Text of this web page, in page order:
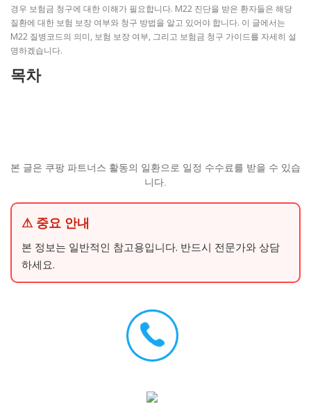
경우 보험금 청구에 대한 이해가 필요합니다. M22 진단을 받은 환자들은 해당
질환에 대한 보험 보장 여부와 청구 방법을 알고 있어야 합니다. 이 글에서는
M22 질병코드의 의미, 보험 보장 여부, 그리고 보험금 청구 가이드를 자세히 설
명하겠습니다.
목차
본 글은 쿠팡 파트너스 활동의 일환으로 일정 수수료를 받을 수 있습
니다.
⚠ 중요 안내
본 정보는 일반적인 참고용입니다. 반드시 전문가와 상담
하세요.